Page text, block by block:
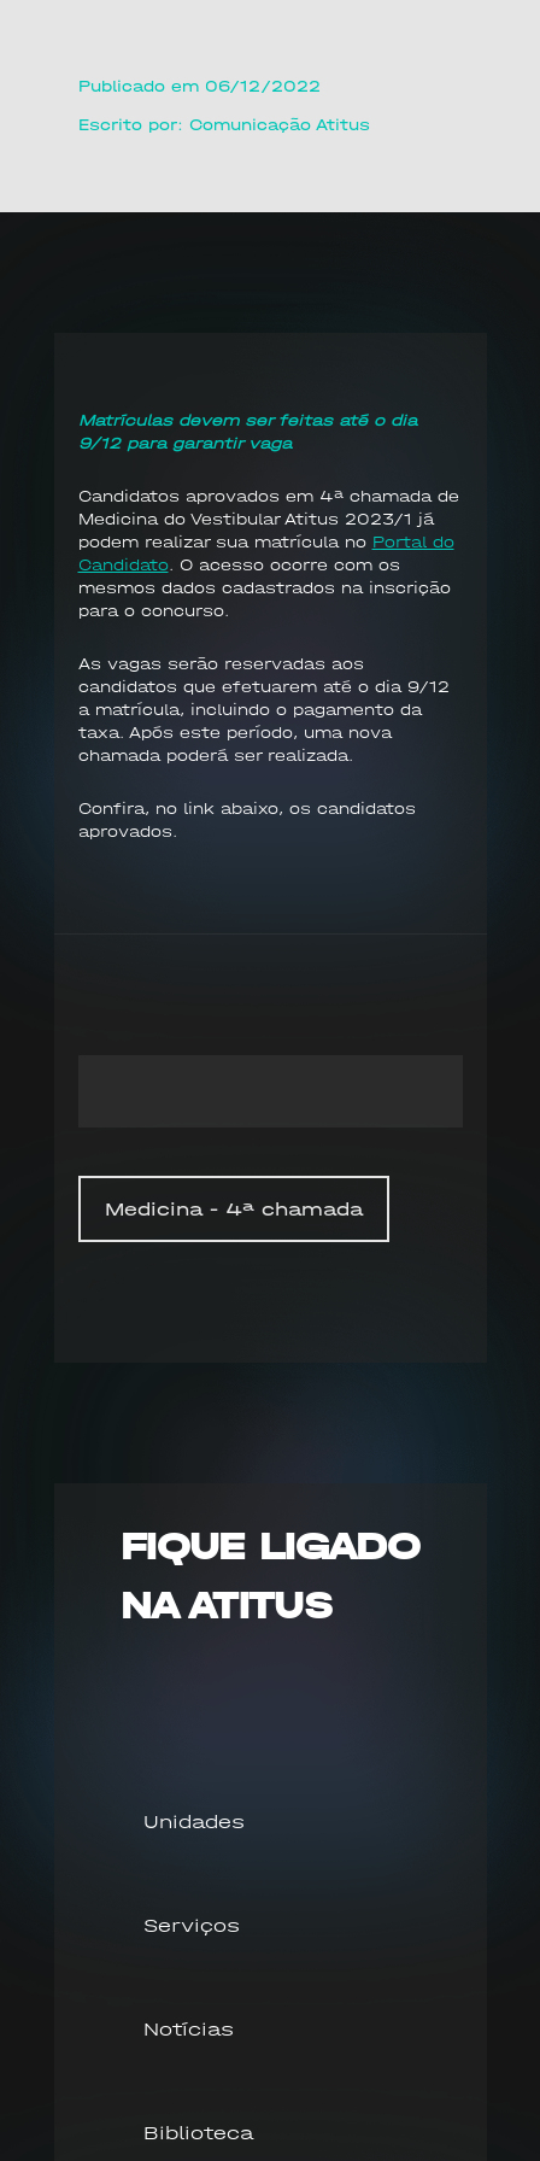
Publicado em 06/12/2022
Escrito por: Comunicação Atitus
Matrículas devem ser feitas até o dia
9/12 para garantir vaga
Candidatos aprovados em 4ª chamada de
Medicina do Vestibular Atitus 2023/1 já
podem realizar sua matrícula no Portal do
Candidato. O acesso ocorre com os
mesmos dados cadastrados na inscrição
para o concurso.
As vagas serão reservadas aos
candidatos que efetuarem até o dia 9/12
a matrícula, incluindo o pagamento da
taxa. Após este período, uma nova
chamada poderá ser realizada.
Confira, no link abaixo, os candidatos
aprovados.
Medicina - 4ª chamada
FIQUE LIGADO
NA ATITUS
Unidades
Serviços
Notícias
Biblioteca